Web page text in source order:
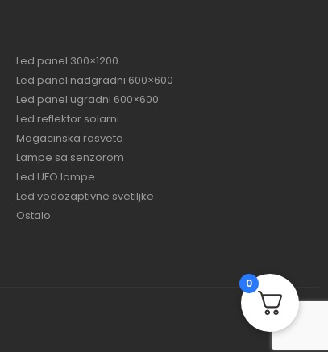
Led panel 300×1200
Led panel nadgradni 600×600
Led panel ugradni 600×600
Led reflektor solarni
Magacinska rasveta
Lampe sa senzorom
Led UFO lampe
Led vodozaptivne svetiljke
Ostalo
0